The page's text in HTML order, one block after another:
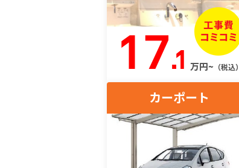
17.1 万円~ （税込）
カーポート